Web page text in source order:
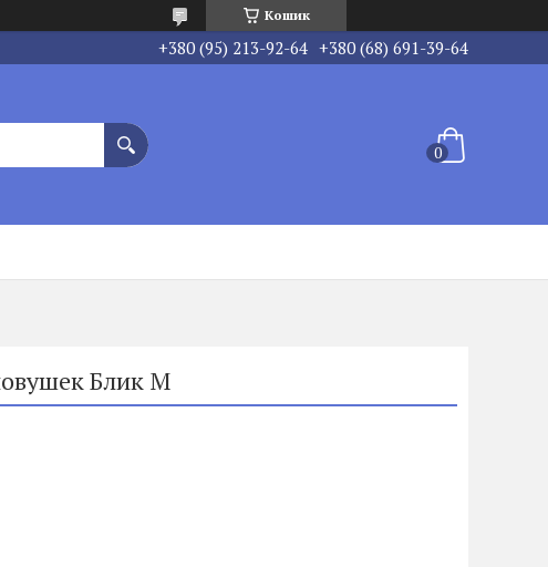
Кошик
+380 (95) 213-92-64 +380 (68) 691-39-64
Блик М